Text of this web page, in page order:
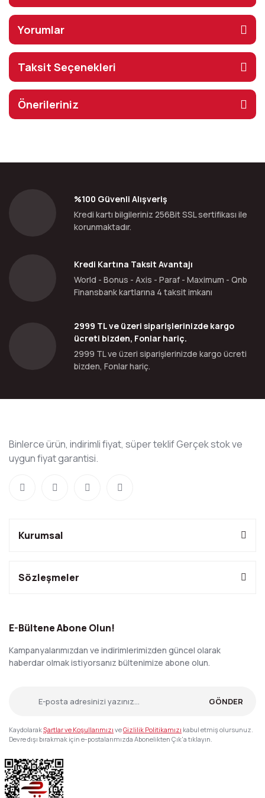
Yorumlar
Taksit Seçenekleri
Önerileriniz
%100 Güvenli Alışveriş
Kredi kartı bilgileriniz 256Bit SSL sertifikası ile
korunmaktadır.
Kredi Kartına Taksit Avantajı
World - Bonus - Axis - Paraf - Maximum - Qnb
Finansbank kartlarına 4 taksit imkanı
2999 TL ve üzeri siparişlerinizde kargo
ücreti bizden, Fonlar hariç.
2999 TL ve üzeri siparişlerinizde kargo ücreti
bizden, Fonlar hariç.
Binlerce ürün, indirimli fiyat, süper teklif Gerçek stok ve
uygun fiyat garantisi.
Kurumsal
Sözleşmeler
E-Bültene Abone Olun!
Kampanyalarımızdan ve indirimlerimizden güncel olarak
haberdar olmak istiyorsanız bültenimize abone olun.
GÖNDER
KaydolarakŞartlar ve Koşullarımızı veGizlilik Politikamızı kabul etmiş olursunuz.
Devre dışı bırakmak için e-postalarımızda Abonelikten Çık'a tıklayın.